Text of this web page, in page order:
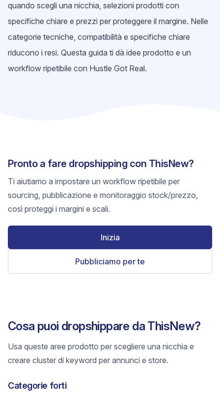
quando scegli una nicchia, selezioni prodotti con
specifiche chiare e prezzi per proteggere il margine. Nelle
categorie tecniche, compatibilità e specifiche chiare
riducono i resi. Questa guida ti dà idee prodotto e un
workflow ripetibile con Hustle Got Real.
Pronto a fare dropshipping con ThisNew?
Ti aiutiamo a impostare un workflow ripetibile per
sourcing, pubblicazione e monitoraggio stock/prezzo,
così proteggi i margini e scali.
Inizia
Pubbliciamo per te
Cosa puoi dropshippare da ThisNew?
Usa queste aree prodotto per scegliere una nicchia e
creare cluster di keyword per annunci e store.
Categorie forti